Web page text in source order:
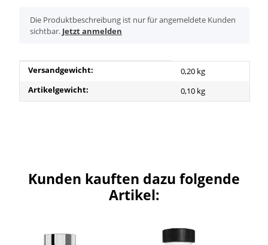
x
Die Produktbeschreibung ist nur für angemeldete Kunden
sichtbar. Jetzt anmelden
Produkteigenschaft
Wert
Versandgewicht:
0,20 kg
Artikelgewicht:
0,10 kg
Kunden kauften dazu folgende
Artikel: